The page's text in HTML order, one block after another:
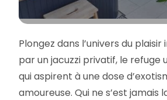
Plongez dans l’univers du
par un jacuzzi privatif, le refuge
qui aspirent à une dose
amoureuse. Qui ne s’est jamais